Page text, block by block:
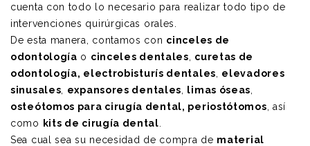
cuenta con todo lo necesario para realizar todo tipo de
intervenciones quirúrgicas orales.
De esta manera, contamos con cinceles de
odontología o cinceles dentales
curetas de
odontología, electrobisturís dentales
elevadores
sinusales
expansores dentales limas óseas
osteótomos para cirugía dental, periostótomos , así
como
kits de cirugía dental
Sea cual sea su necesidad de compra de material